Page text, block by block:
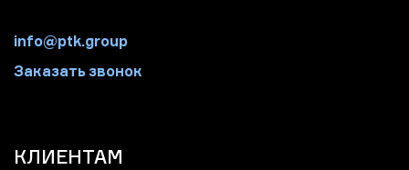
info@ptk.group
Заказать звонок
КЛИЕНТАМ